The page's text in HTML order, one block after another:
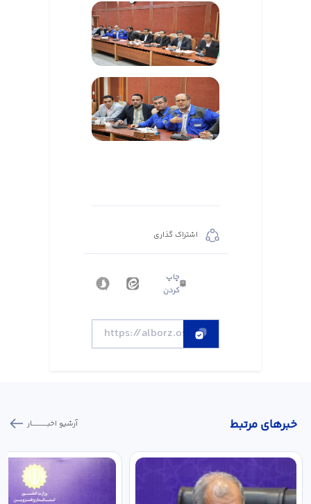
اشتراک گذاری
چاپ
کردن
خبر‌های مرتبط آرشیو اخبـــــــــــار